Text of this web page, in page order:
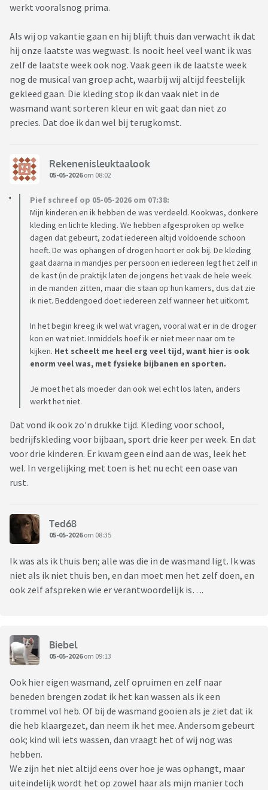
werkt vooralsnog prima.
Als wij op vakantie gaan en hij blijft thuis dan verwacht ik dat
hij onze laatste was wegwast. Is nooit heel veel want ik was
zelf de laatste week ook nog. Vaak geen ik de laatste week
nog de musical van groep acht, waarbij wij altijd feestelijk
gekleed gaan. Die kleding stop ik dan vaak niet in de
wasmand want sorteren kleur en wit gaat dan niet zo
precies. Dat doe ik dan wel bij terugkomst.
Rekenenisleuktaalook
05-05-2026om 08:02
Pief schreef op 05-05-2026 om 07:38:
Mijn kinderen en ik hebben de was verdeeld. Kookwas, donkere
kleding en lichte kleding. We hebben afgesproken op welke
dagen dat gebeurt, zodat iedereen altijd voldoende schoon
heeft. De was ophangen of drogen hoort er ook bij. De kleding
gaat daarna in mandjes per persoon en iedereen legt het zelf in
de kast (in de praktijk laten de jongens het vaak de hele week
in de manden zitten, maar die staan op hun kamers, dus dat zie
ik niet. Beddengoed doet iedereen zelf wanneer het uitkomt.
In het begin kreeg ik wel wat vragen, vooral wat er in de droger
kon en wat niet. Inmiddels hoef ik er niet meer naar om te
kijken. Het scheelt me heel erg veel tijd, want hier is ook
enorm veel was, met fysieke bijbanen en sporten.
Je moet het als moeder dan ook wel echt los laten, anders
werkt het niet.
Dat vond ik ook zo'n drukke tijd. Kleding voor school,
bedrijfskleding voor bijbaan, sport drie keer per week. En dat
voor drie kinderen. Er kwam geen eind aan de was, leek het
wel. In vergelijking met toen is het nu echt een oase van
rust.
Ted68
05-05-2026om 08:35
Ik was als ik thuis ben; alle was die in de wasmand ligt. Ik was
niet als ik niet thuis ben, en dan moet men het zelf doen, en
ook zelf afspreken wie er verantwoordelijk is….
Biebel
05-05-2026om 09:13
Ook hier eigen wasmand, zelf opruimen en zelf naar
beneden brengen zodat ik het kan wassen als ik een
trommel vol heb. Of bij de wasmand gooien als je ziet dat ik
die heb klaargezet, dan neem ik het mee. Andersom gebeurt
ook; kind wil iets wassen, dan vraagt het of wij nog was
hebben.
We zijn het niet altijd eens over hoe je was ophangt, maar
uiteindelijk wordt het op zowel haar als mijn manier toch